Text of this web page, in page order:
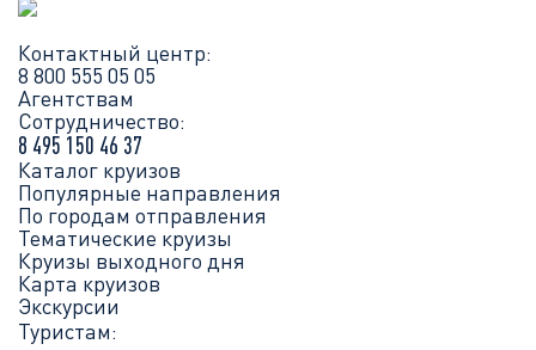
Контактный центр:
8 800 555 05 05
Агентствам
Сотрудничество:
8 495 150 46 37
Каталог круизов
Популярные направления
По городам отправления
Тематические круизы
Круизы выходного дня
Карта круизов
Экскурсии
Туристам: